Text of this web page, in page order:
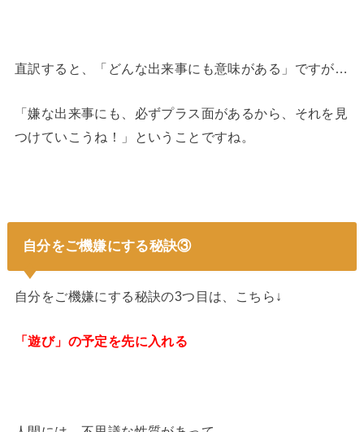
直訳すると、「どんな出来事にも意味がある」ですが…
「嫌な出来事にも、必ずプラス面があるから、それを見
つけていこうね！」ということですね。
自分をご機嫌にする秘訣③
自分をご機嫌にする秘訣の3つ目は、こちら↓
「遊び」の予定を先に入れる